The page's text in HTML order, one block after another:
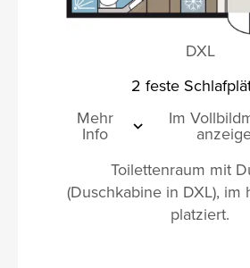
DXL
2 feste
Mehr
Info
Im
Toilettenraum mit
(Duschkabine in DXL), im
platziert.